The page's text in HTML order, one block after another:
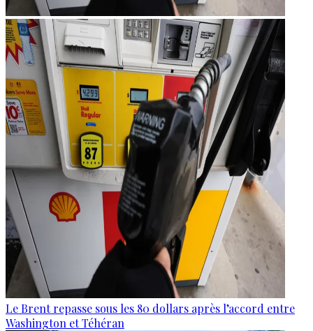
Le Brent repasse sous les 80 dollars après l’accord entre
Washington et Téhéran